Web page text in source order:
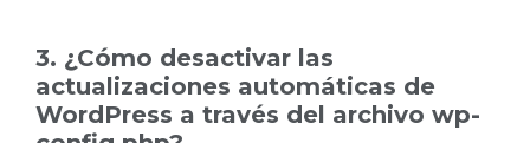
3. ¿Cómo desactivar las
actualizaciones automáticas de
WordPress a través del archivo wp-